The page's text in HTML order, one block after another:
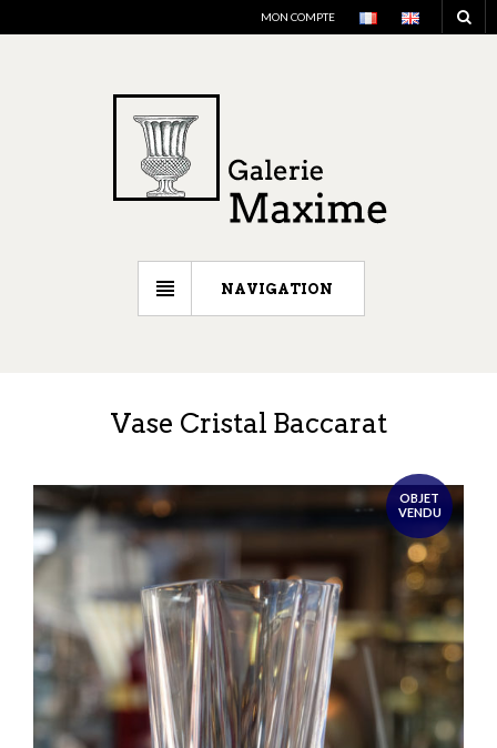
MON COMPTE
NAVIGATION
Vase Cristal Baccarat
OBJET
VENDU